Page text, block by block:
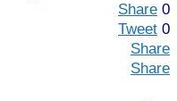
Share 0
Tweet 0
Share
Share